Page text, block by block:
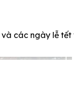
và các ngày lễ